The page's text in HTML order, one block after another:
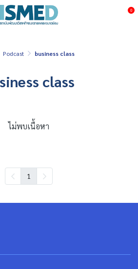
0
Podcast business class
class
ไม่พบเนื้อหา
1